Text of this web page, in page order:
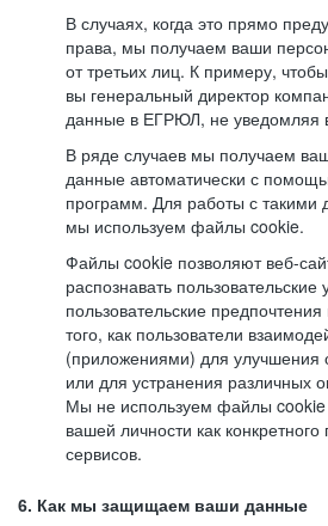
В случаях, когда это прямо
права, мы получаем ваши
от третьих лиц. К примеру,
вы генеральный директор
данные в ЕГРЮЛ, не уведомляя
В ряде случаев мы получаем
данные автоматически с
программ. Для работы с такими
мы используем файлы cookie.
Файлы cookie позволяют веб-
распознавать пользовательские
пользовательские предпочтения
того, как пользователи
(приложениями) для улучшения
или для устранения различных
Мы не используем файлы cookie
вашей личности как
сервисов.
6. Как мы защищаем ваши данные